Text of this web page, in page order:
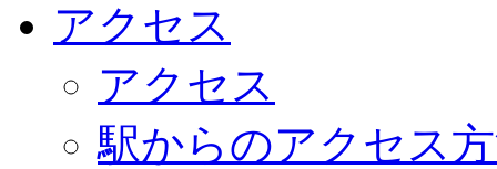
アクセス
アクセス
駅からのアクセス